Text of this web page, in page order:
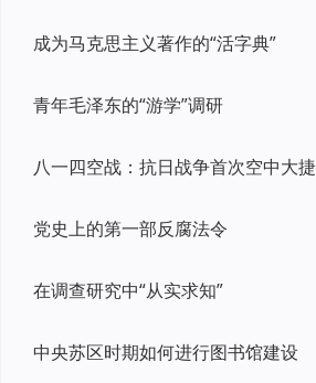
成为马克思主义著作的“活字典”
青年毛泽东的“游学”调研
八一四空战：抗日战争首次空中大捷
党史上的第一部反腐法令
在调查研究中“从实求知”
中央苏区时期如何进行图书馆建设